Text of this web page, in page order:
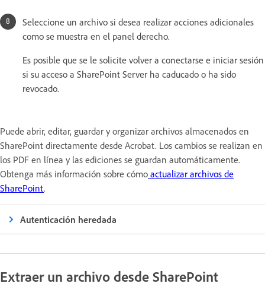
Seleccione un archivo si desea realizar acciones adicionales
como se muestra en el panel derecho.
Es posible que se le solicite volver a conectarse e iniciar sesión
si su acceso a SharePoint Server ha caducado o ha sido
revocado.
Puede abrir, editar, guardar y organizar archivos almacenados en
SharePoint directamente desde Acrobat. Los cambios se realizan en
los PDF en línea y las ediciones se guardan automáticamente.
Obtenga más información sobre cómo actualizar archivos de
SharePoint.
Autenticación heredada
Extraer un archivo desde SharePoint